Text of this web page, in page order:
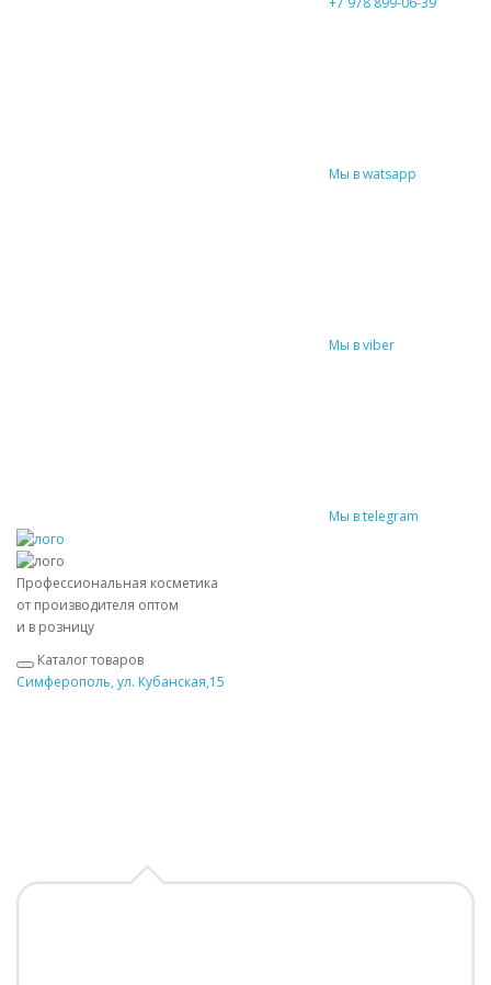
Мы в watsapp
Мы в viber
Мы в telegram
Профессиональная косметика
от производителя оптом
и в розницу
Каталог товаров
Симферополь, ул. Кубанская,15